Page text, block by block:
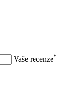
Vaše recenze*